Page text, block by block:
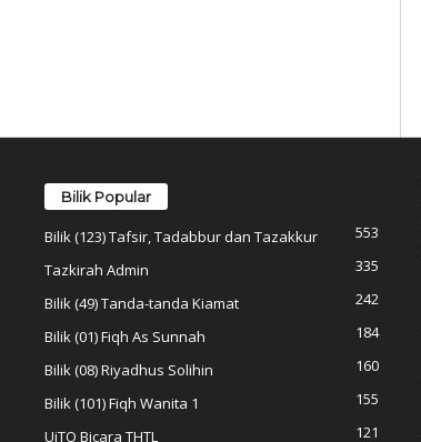
Bilik Popular
Bilik (123) Tafsir, Tadabbur dan Tazakkur
553
Tazkirah Admin
335
Bilik (49) Tanda-tanda Kiamat
242
Bilik (01) Fiqh As Sunnah
184
Bilik (08) Riyadhus Solihin
160
Bilik (101) Fiqh Wanita 1
155
UiTO Bicara THTL
121